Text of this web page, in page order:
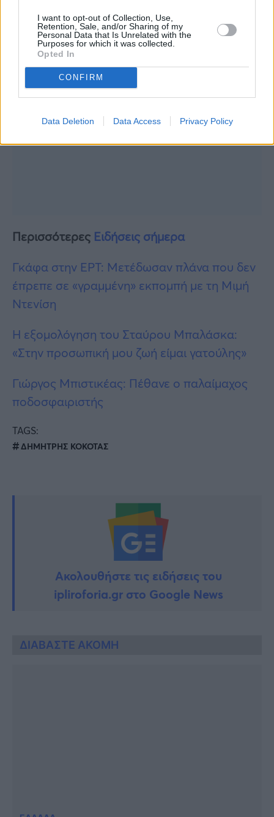
I want to opt-out of Collection, Use,
Retention, Sale, and/or Sharing of my
Personal Data that Is Unrelated with the
Purposes for which it was collected.
Opted In
CONFIRM
Data Deletion Data Access Privacy Policy
Περισσότερες Ειδήσεις σήμερα
Γκάφα στην ΕΡΤ: Μετέδωσαν πλάνα που δεν
έπρεπε σε «γραμμένη» εκπομπή με τη Μιμή
Ντενίση
Η εξομολόγηση του Σταύρου Μπαλάσκα:
«Στην προσωπική μου ζωή είμαι γατούλης»
Γιώργος Μπιστικέας: Πέθανε ο παλαίμαχος
ποδοσφαιριστής
TAGS:
ΔΗΜΗΤΡΗΣ ΚΟΚΟΤΑΣ
Ακολουθήστε τις ειδήσεις του
ipliroforia.gr στο Google News
ΔΙΑΒΑΣΤΕ ΑΚΟΜΗ